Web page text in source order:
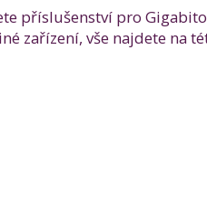
příslušenství pro
zařízení, vše najdete na